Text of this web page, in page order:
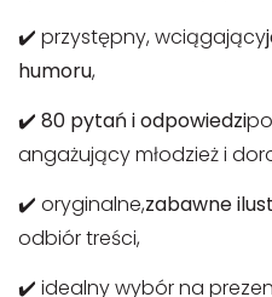
✔️ przystępny, wciągający
humoru,
✔️ 80 pytań i odpowiedzi
angażujący młodzież i
✔️ oryginalne,zabawne
odbiór treści,
✔️ idealny wybór na